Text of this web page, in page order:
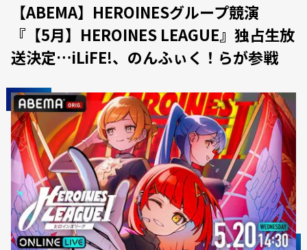
【ABEMA】HEROINESグループ競演
『【5月】HEROINES LEAGUE』独占生放
送決定…iLiFE!、のんふぃく！らが参戦